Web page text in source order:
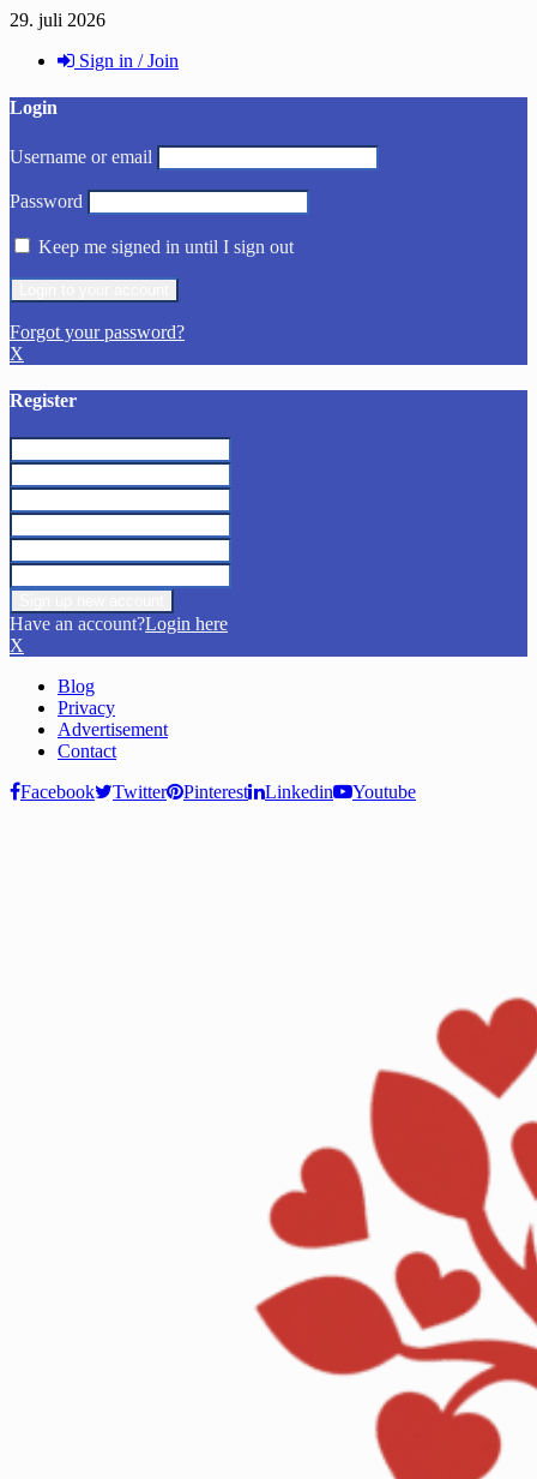
29. juli 2026
Sign in / Join
Login
Username or email
Password
Keep me signed in until I sign out
Forgot your password?
X
Register
Have an account?Login here
X
Blog
Privacy
Advertisement
Contact
Facebook
Twitter Pinterest Linkedin Youtube